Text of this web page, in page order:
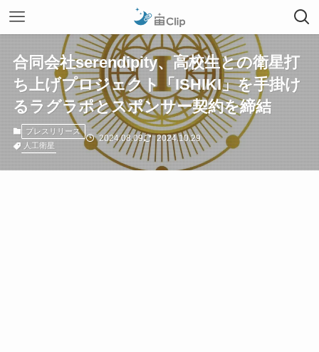
合同会社serendipity、高校生との衛星打
ち上げプロジェクト「ISHIKI」を手掛け
るラグラポとスポンサー契約を締結
プレスリリース
人工衛星
2024.08.09 2024.10.29